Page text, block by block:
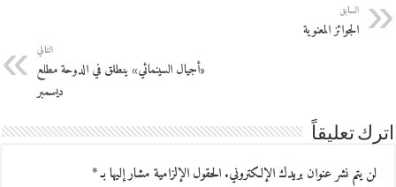
السابق
الجوائز المعنوية
التالي
«أجيال السينمائي» ينطلق في الدوحة مطلع
ديسمبر
اترك تعليقاً
لن يتم نشر عنوان بريدك الإلكتروني.الحقول الإلزامية مشار إليها بـ*